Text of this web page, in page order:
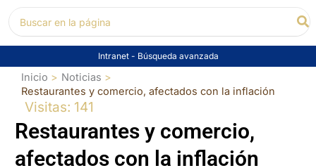
por:
Intranet - Búsqueda avanzada
Inicio
Noticias
Restaurantes y comercio, afectados con la inflación
Visitas: 141
Restaurantes y comercio,
afectados con la inflación